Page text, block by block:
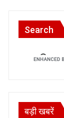
Search
बड़ी खबरें